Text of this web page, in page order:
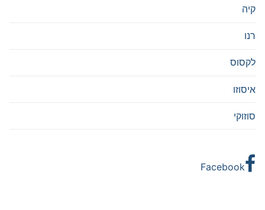
קיה
רנו
לקסוס
איסוזו
סוזוקי
Facebook